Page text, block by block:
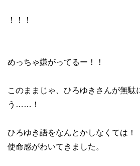
！！！
めっちゃ嫌がってるー！！
このままじゃ、ひろゆきさんが無駄
う……！
ひろゆき語をなんとかしなくては！
使命感がわいてきました。